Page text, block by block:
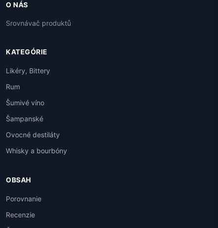
O NÁS
Srovnávač produktů
KATEGÓRIE
Likéry, Bittery
Rum
Šumivé víno
Šampanské
Ovocné destiláty
Whisky a bourbóny
OBSAH
Porovnanie
Recenzie